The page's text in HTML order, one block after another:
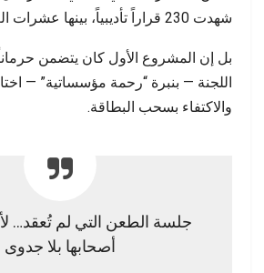
شهدت 230 قراراً تأديبياً، بينها عشرات العقوبات المشابهة.
بل إن المشروع الأول كان يتضمن
اللجنة — بنبرة “رحمة مؤسساتية” —
والاكتفاء بسحب البطاقة.
جلسة الطعن التي لم تُعقد…
أصحابها بلا جدوى